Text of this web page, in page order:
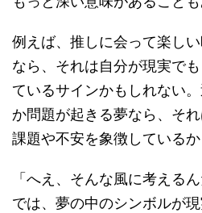
例えば、推しに会って楽し
なら、それは自分が現実で
ているサインかもしれない
か問題が起きる夢なら、そ
課題や不安を象徴しているか
「へえ、そんな風に考える
では、夢の中のシンボルが